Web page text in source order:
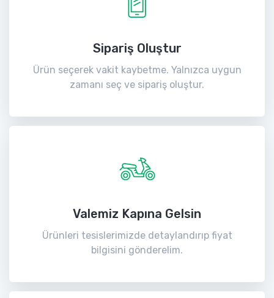
Sipariş Oluştur
Ürün seçerek vakit kaybetme. Yalnızca uygun
zamanı seç ve sipariş oluştur.
Valemiz Kapına Gelsin
Ürünleri tesislerimizde detaylandırıp fiyat
bilgisini gönderelim.